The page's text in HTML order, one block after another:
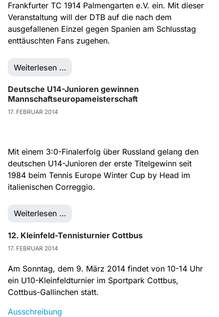
Frankfurter TC 1914 Palmengarten e.V. ein. Mit dieser
Veranstaltung will der DTB auf die nach dem
ausgefallenen Einzel gegen Spanien am Schlusstag
enttäuschten Fans zugehen.
Weiterlesen …
Deutsche U14-Junioren gewinnen
Mannschaftseuropameisterschaft
17. FEBRUAR 2014
Mit einem 3:0-Finalerfolg über Russland gelang den
deutschen U14-Junioren der erste Titelgewinn seit
1984 beim Tennis Europe Winter Cup by Head im
italienischen Correggio.
Weiterlesen …
12. Kleinfeld-Tennisturnier Cottbus
17. FEBRUAR 2014
Am Sonntag, dem 9. März 2014 findet von 10-14 Uhr
ein U10-Kleinfeldturnier im Sportpark Cottbus,
Cottbus-Gallinchen statt.
Ausschreibung